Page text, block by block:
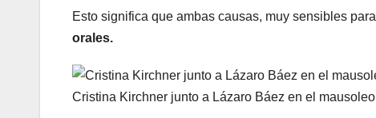
Esto significa que ambas causas, muy sensibles
orales.
Cristina Kirchner junto a Lázaro Báez en el